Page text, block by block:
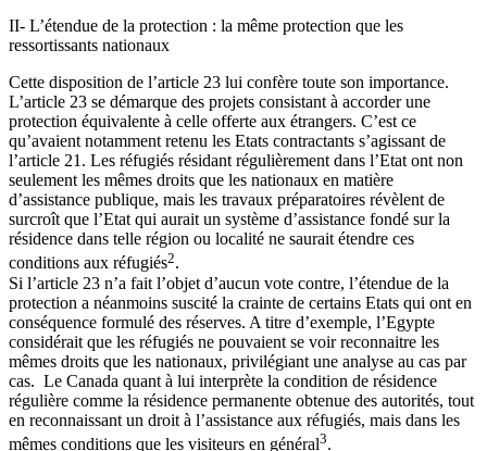
II- L’étendue de la protection : la même protection que les
ressortissants nationaux
Cette disposition de l’article 23 lui confère toute son importance.
L’article 23 se démarque des projets consistant à accorder une
protection équivalente à celle offerte aux étrangers. C’est ce
qu’avaient notamment retenu les Etats contractants s’agissant de
l’article 21. Les réfugiés résidant régulièrement dans l’Etat ont non
seulement les mêmes droits que les nationaux en matière
d’assistance publique, mais les travaux préparatoires révèlent de
surcroît que l’Etat qui aurait un système d’assistance fondé sur la
résidence dans telle région ou localité ne saurait étendre ces
conditions aux réfugiés2.
Si l’article 23 n’a fait l’objet d’aucun vote contre, l’étendue de la
protection a néanmoins suscité la crainte de certains Etats qui ont en
conséquence formulé des réserves. A titre d’exemple, l’Egypte
considérait que les réfugiés ne pouvaient se voir reconnaitre les
mêmes droits que les nationaux, privilégiant une analyse au cas par
cas. Le Canada quant à lui interprète la condition de résidence
régulière comme la résidence permanente obtenue des autorités, tout
en reconnaissant un droit à l’assistance aux réfugiés, mais dans les
mêmes conditions que les visiteurs en général3.